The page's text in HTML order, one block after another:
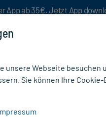
App ab 35€. Jetzt App
unsere Webseite besuchen
Sie können Ihre